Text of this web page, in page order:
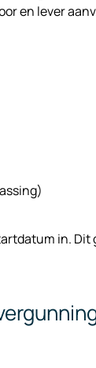
en lever
in.